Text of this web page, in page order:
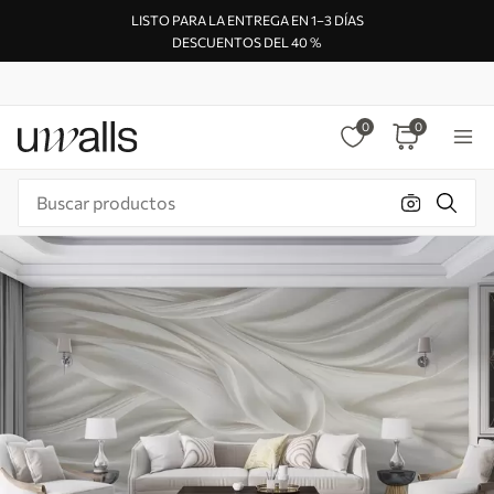
LISTO PARA LA ENTREGA EN 1–3 DÍAS
DESCUENTOS DEL 40 %
0 0